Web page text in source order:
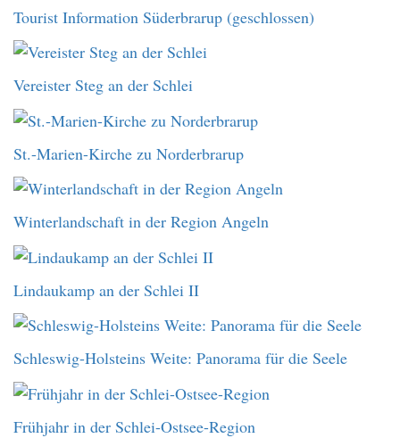
Tourist Information Süderbrarup (geschlossen)
Vereister Steg an der Schlei
St.-Marien-Kirche zu Norderbrarup
Winterlandschaft in der Region Angeln
Lindaukamp an der Schlei II
Schleswig-Holsteins Weite: Panorama für die Seele
Frühjahr in der Schlei-Ostsee-Region